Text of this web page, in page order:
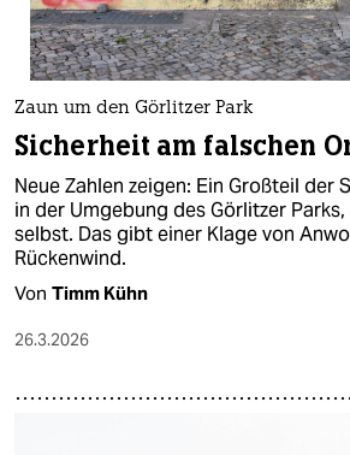
Zaun um den Görlitzer Park
Sicherheit am falschen
Neue Zahlen zeigen: Ein Großteil der
in der Umgebung des Görlitzer
selbst. Das gibt einer Klage von
Rückenwind.
Von Timm Kühn
26.3.2026